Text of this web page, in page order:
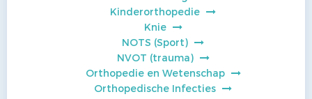
Kinderorthopedie
Knie
NOTS (Sport)
NVOT (trauma)
Orthopedie en Wetenschap
Orthopedische Infecties